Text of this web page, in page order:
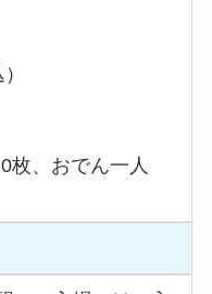
枚、おでん一人